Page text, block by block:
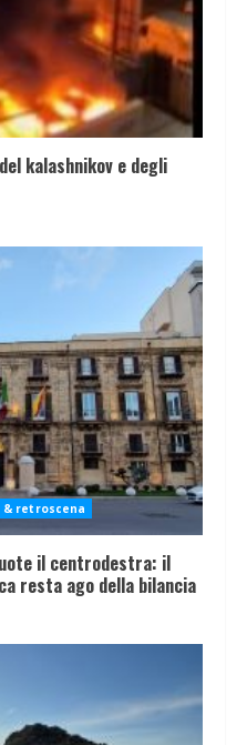
kalashnikov e degli
& retroscena
il centrodestra: il
resta ago della bilancia